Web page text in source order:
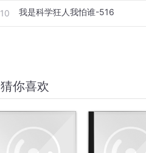
10 我是科学狂人我怕谁-516
猜你喜欢